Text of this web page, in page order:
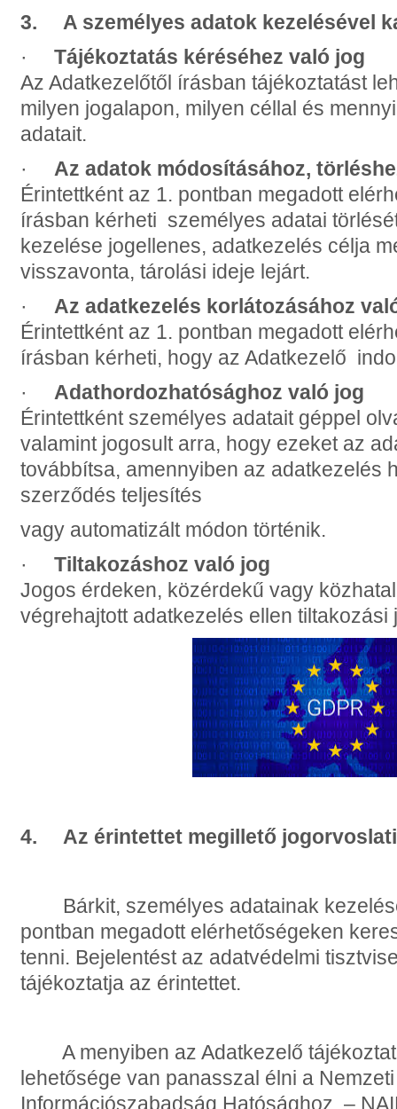
3. A személyes adatok kezelésével
· Tájékoztatás kéréséhez való jog
Az Adatkezelőtől írásban tájékoztatást
milyen jogalapon, milyen céllal és
adatait.
· Az adatok módosításához,
Érintettként az 1. pontban megadott
írásban kérheti személyes adatai
kezelése jogellenes, adatkezelés célja
visszavonta, tárolási ideje lejárt.
· Az adatkezelés korlátozásához
Érintettként az 1. pontban megadott
írásban kérheti, hogy az Adatkezelő
· Adathordozhatósághoz való jog
Érintettként személyes adatait géppel
valamint jogosult arra, hogy ezeket az
továbbítsa, amennyiben az adatkezelés
szerződés teljesítés
vagy automatizált módon történik.
· Tiltakozáshoz való jog
Jogos érdeken, közérdekű vagy
végrehajtott adatkezelés ellen tiltakozási
4. Az érintettet megillető
Bárkit, személyes adatainak
pontban megadott elérhetőségeken
tenni. Bejelentést az adatvédelmi
tájékoztatja az érintettet.
A menyiben az Adatkezelő
lehetősége van panasszal élni a
Információszabadság Hatósághoz. –